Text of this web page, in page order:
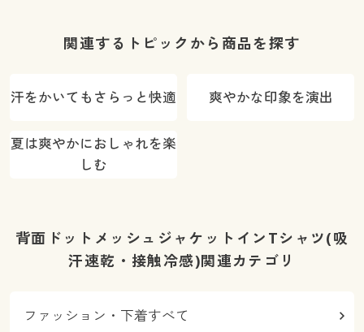
関連するトピックから商品を探す
汗をかいてもさらっと快適 爽やかな印象を演出
夏は爽やかにおしゃれを楽
しむ
背面ドットメッシュジャケットインTシャツ(吸
汗速乾・接触冷感)関連カテゴリ
ファッション・下着すべて